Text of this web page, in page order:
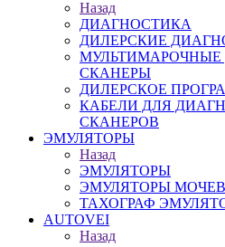
Назад
ДИАГНОСТИКА
ДИЛЕРСКИЕ
МУЛЬТИМАРОЧНЫЕ
СКАНЕРЫ
ДИЛЕРСКОЕ
КАБЕЛИ ДЛЯ
СКАНЕРОВ
ЭМУЛЯТОРЫ
Назад
ЭМУЛЯТОРЫ
ЭМУЛЯТОРЫ
ТАХОГРАФ
AUTOVEI
Назад